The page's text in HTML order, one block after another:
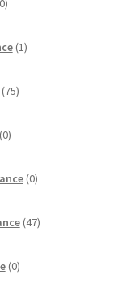
izdelkov
1izdelek
75izdelkov
0izdelkov
0izdelkov
47izdelkov
0izdelkov